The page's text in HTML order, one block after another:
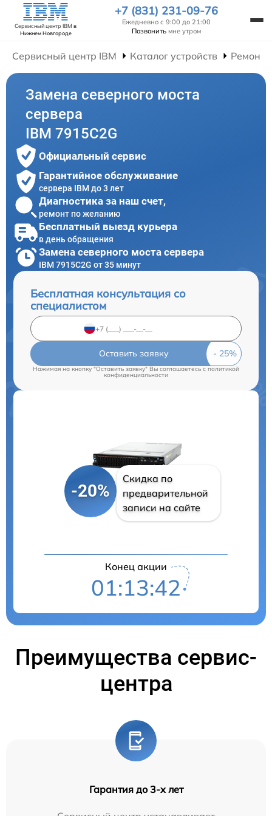
Сервисный центр IBM в
Нижнем Новгороде
+7 (831) 231-09-76
Ежедневно с 9:00 до 21:00
Позвонить мне утром
Сервисный центр IBM Каталог устройств Ремонт
Замена северного моста
сервера
IBM 7915C2G
Официальный сервис
Гарантийное обслуживание
сервера IBM до 3 лет
Диагностика за наш счет,
ремонт по желанию
Бесплатный выезд курьера
в день обращения
Замена северного моста сервера
IBM 7915C2G от 35 минут
Бесплатная консультация со
специалистом
Оставить заявку
Нажимая на кнопку "Оставить заявку" Вы соглашаетесь c политикой
конфиденциальности
-20%
Скидка по
предварительной
записи на сайте
Конец акции
01:13:41
Преимущества сервис-
центра
Гарантия до 3-х лет